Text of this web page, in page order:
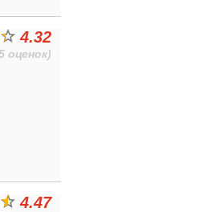
4.32
оценок)
4.47